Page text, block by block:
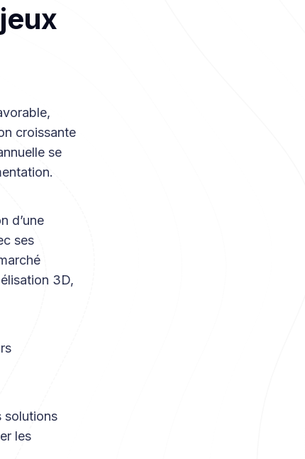
croissante
se
d’une
ses
3D,
solutions
les